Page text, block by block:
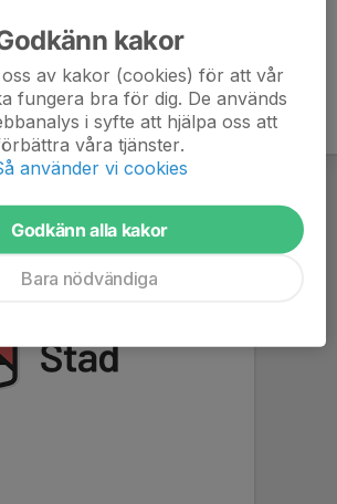
kakor
av kakor (cookies) för att vår
fungera bra för dig. De används
i syfte att hjälpa oss att
våra tjänster.
använder vi cookies
Godkänn alla kakor
Bara nödvändiga